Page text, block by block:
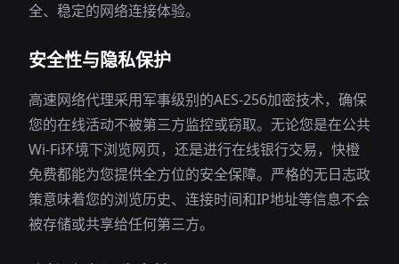
全、稳定的网络连接体验。
安全性与隐私保护
高速网络代理采用军事级别的AES-256加密技术，确保
您的在线活动不被第三方监控或窃取。无论您是在公共
Wi-Fi环境下浏览网页，还是进行在线银行交易，快橙
免费都能为您提供全方位的安全保障。严格的无日志政
策意味着您的浏览历史、连接时间和IP地址等信息不会
被存储或共享给任何第三方。